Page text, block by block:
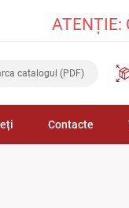
ATENȚIE:
catalogul (PDF)
Contacte